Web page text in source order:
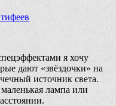
я хочу
дают «звёздочки» на
источник света.
лампа или